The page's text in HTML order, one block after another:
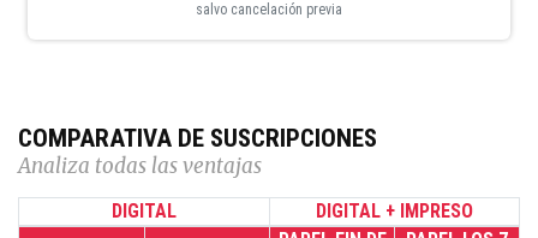
salvo cancelación previa
COMPARATIVA DE SUSCRIPCIONES
Analiza todas las ventajas
DIGITAL DIGITAL + IMPRESO